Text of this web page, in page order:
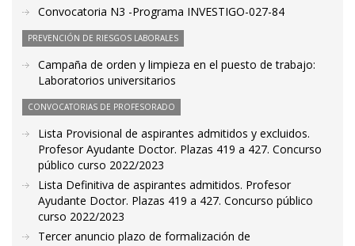
Convocatoria N3 -Programa INVESTIGO-027-84
PREVENCIÓN DE RIESGOS LABORALES
Campaña de orden y limpieza en el puesto de trabajo:
Laboratorios universitarios
CONVOCATORIAS DE PROFESORADO
Lista Provisional de aspirantes admitidos y excluidos.
Profesor Ayudante Doctor. Plazas 419 a 427. Concurso
público curso 2022/2023
Lista Definitiva de aspirantes admitidos. Profesor
Ayudante Doctor. Plazas 419 a 427. Concurso público
curso 2022/2023
Tercer anuncio plazo de formalización de